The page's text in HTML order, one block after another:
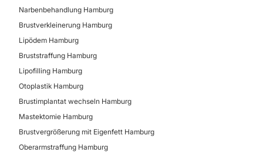
Narbenbehandlung Hamburg
Brustverkleinerung Hamburg
Lipödem Hamburg
Bruststraffung Hamburg
Lipofilling Hamburg
Otoplastik Hamburg
Brustimplantat wechseln Hamburg
Mastektomie Hamburg
Brustvergrößerung mit Eigenfett Hamburg
Oberarmstraffung Hamburg